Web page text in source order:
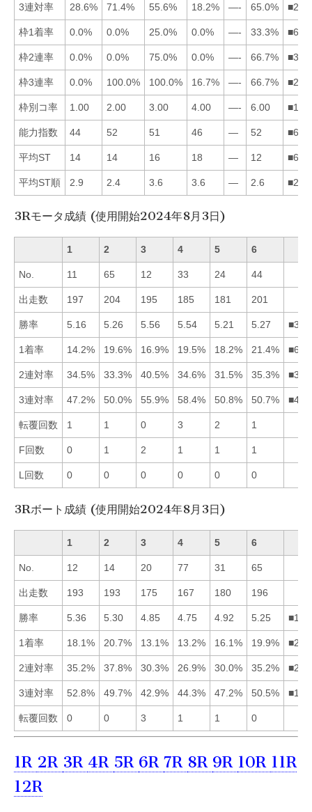
3連対率 28.6% 71.4% 55.6% 18.2% —- 65.0%
枠1着率 0.0% 0.0% 25.0% 0.0% —- 33.3%
枠2連率 0.0% 0.0% 75.0% 0.0% —- 66.7%
枠3連率 0.0% 100.0% 100.0% 16.7% —- 66.7%
枠別コ率 1.00 2.00 3.00 4.00 —- 6.00
能力指数 44 52 51 46 — 52
平均ST 14 14 16 18 — 12
平均ST順 2.9 2.4 3.6 3.6 — 2.6
3Rモータ成績 (使用開始2024年8月3日)
1 2 3 4 5 6
No. 11 65 12 33 24 44
出走数 197 204 195 185 181 201
勝率 5.16 5.26 5.56 5.54 5.21 5.27
1着率 14.2% 19.6% 16.9% 19.5% 18.2% 21.4%
2連対率 34.5% 33.3% 40.5% 34.6% 31.5% 35.3%
3連対率 47.2% 50.0% 55.9% 58.4% 50.8% 50.7%
転覆回数 1 1 0 3 2 1
F回数 0 1 2 1 1 1
L回数 0 0 0 0 0 0
3Rボート成績 (使用開始2024年8月3日)
1 2 3 4 5 6
No. 12 14 20 77 31 65
出走数 193 193 175 167 180 196
勝率 5.36 5.30 4.85 4.75 4.92 5.25
1着率 18.1% 20.7% 13.1% 13.2% 16.1% 19.9%
2連対率 35.2% 37.8% 30.3% 26.9% 30.0% 35.2%
3連対率 52.8% 49.7% 42.9% 44.3% 47.2% 50.5%
転覆回数 0 0 3 1 1 0
1R 2R 3R 4R 5R 6R 7R 8R 9R 10R 11R
12R